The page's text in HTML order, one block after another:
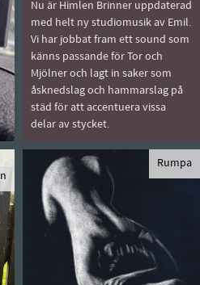
Nu är Himlen Brinner uppdaterad
med helt ny studiomusik av Emil.
Vi har jobbat fram ett sound som
känns passande för Tor och
Mjölner och lagt in saker som
åsknedslag och hammarslag på
städ för att accentuera vissa
delar av stycket.
Rumpa